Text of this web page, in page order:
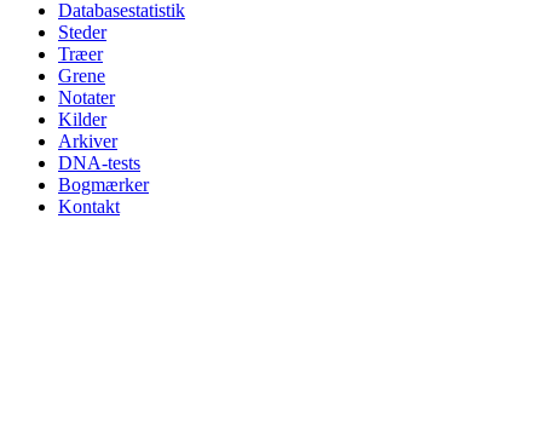
Databasestatistik
Steder
Træer
Grene
Notater
Kilder
Arkiver
DNA-tests
Bogmærker
Kontakt